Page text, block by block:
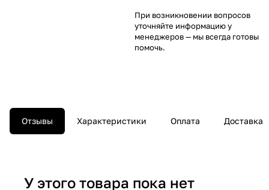
При возникновении вопросов
уточняйте информацию у
менеджеров— мы всегда готовы
помочь.
Отзывы Характеристики Оплата Доставка
У этого товара пока нет